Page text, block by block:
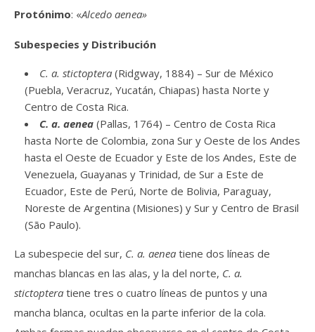
Protónimo: «Alcedo aenea»
Subespecies y Distribución
C. a. stictoptera (Ridgway, 1884) – Sur de México
(Puebla, Veracruz, Yucatán, Chiapas) hasta Norte y
Centro de Costa Rica.
C. a. aenea (Pallas, 1764) – Centro de Costa Rica
hasta Norte de Colombia, zona Sur y Oeste de los Andes
hasta el Oeste de Ecuador y Este de los Andes, Este de
Venezuela, Guayanas y Trinidad, de Sur a Este de
Ecuador, Este de Perú, Norte de Bolivia, Paraguay,
Noreste de Argentina (Misiones) y Sur y Centro de Brasil
(São Paulo).
La subespecie del sur, C. a. aenea tiene dos líneas de
manchas blancas en las alas, y la del norte, C. a.
stictoptera tiene tres o cuatro líneas de puntos y una
mancha blanca, ocultas en la parte inferior de la cola.